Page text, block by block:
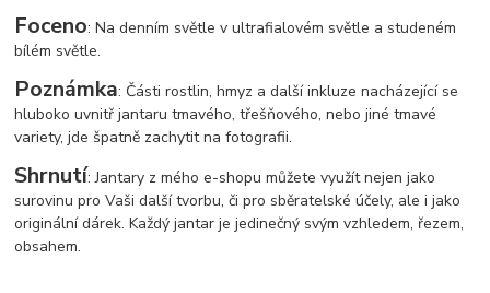
Foceno: Na denním světle v ultrafialovém světle a studeném
bílém světle.
Poznámka: Části rostlin, hmyz a další inkluze nacházející se
hluboko uvnitř jantaru tmavého, třešňového, nebo jiné tmavé
variety, jde špatně zachytit na fotografii.
Shrnutí: Jantary z mého e-shopu můžete využít nejen jako
surovinu pro Vaši další tvorbu, či pro sběratelské účely, ale i jako
originální dárek. Každý jantar je jedinečný svým vzhledem, řezem,
obsahem.